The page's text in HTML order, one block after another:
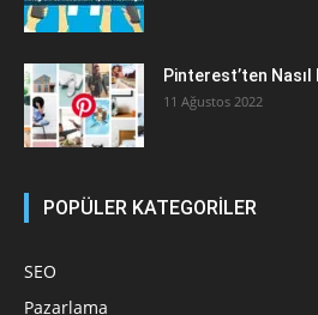
Pinterest’ten Nasıl
11 Ağustos 2022
POPÜLER KATEGORİLER
SEO
Pazarlama